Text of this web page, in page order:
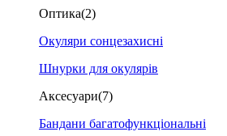
Оптика(2)
Окуляри сонцезахисні
Шнурки для окулярів
Аксесуари(7)
Бандани багатофункціональні